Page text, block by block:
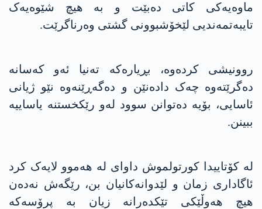
ماوەیەکی کاتی دەبێت و بە هیچ شێوەیەک
تایبەتمەندیی لێخۆشبوونی گشتی وەرناگرێت.
روونیشی کردەوە، بڕیارەکە تەنیا ئەو کەسانە
دەگرێتەوە چەک دادەنێن و دەگەڕێنەوە نێو ژیانی
ئاسایی، بۆیە دەتوانن سوود لەو رێکخستنە یاساییە
ببینن.
لە کۆتاییدا کورتولموش داوای لە هەموو لایەک کرد
ئاگاداری زمان و لێدوانەکانیان بن، رێگەش نەدەن
هیچ هەوڵێکی تێکدەرانە زیان بە پرۆسەکە